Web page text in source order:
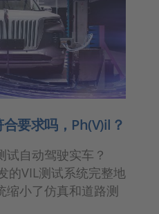
要求吗，Ph(V)il？
试自动驾驶实车？
的VIL测试系统完整地
缩小了仿真和道路测